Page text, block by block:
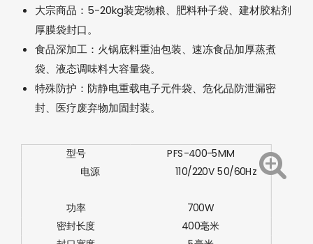
大宗商品‌：5-20kg装宠物粮、肥料种子袋、建材胶粘剂
厚膜袋封口。
食品深加工‌：火锅底料重油包装、速冻食品加厚蒸煮
袋、液态调味料大容量袋。
特殊防护‌：防静电重载电子元件袋、危化品防泄漏密
封、医疗废弃物加固封装。
型号 PFS-400-5MM
电源 110/220V 50/60Hz
功率
700W
密封长度
400毫米